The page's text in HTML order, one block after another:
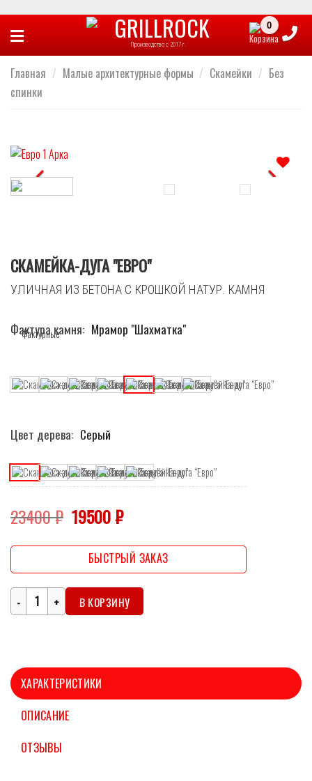
content
Производство с 2017 г.
Главная / Малые архитектурные формы / Скамейки / Без
спинки
СКАМЕЙКА-ДУГА "ЕВРО"
УЛИЧНАЯ ИЗ БЕТОНА С КРОШКОЙ НАТУР. КАМНЯ
Фактура камня Мрамор "Шахматка"
Цвет дерева Серый
23400₽ Первоначальная
цена
составляла
23400 ₽.
19500₽Текущая
19500 ₽.
БЫСТРЫЙ ЗАКАЗ
Количество В КОРЗИНУ
ХАРАКТЕРИСТИКИ
ОПИСАНИЕ
ОТЗЫВЫ